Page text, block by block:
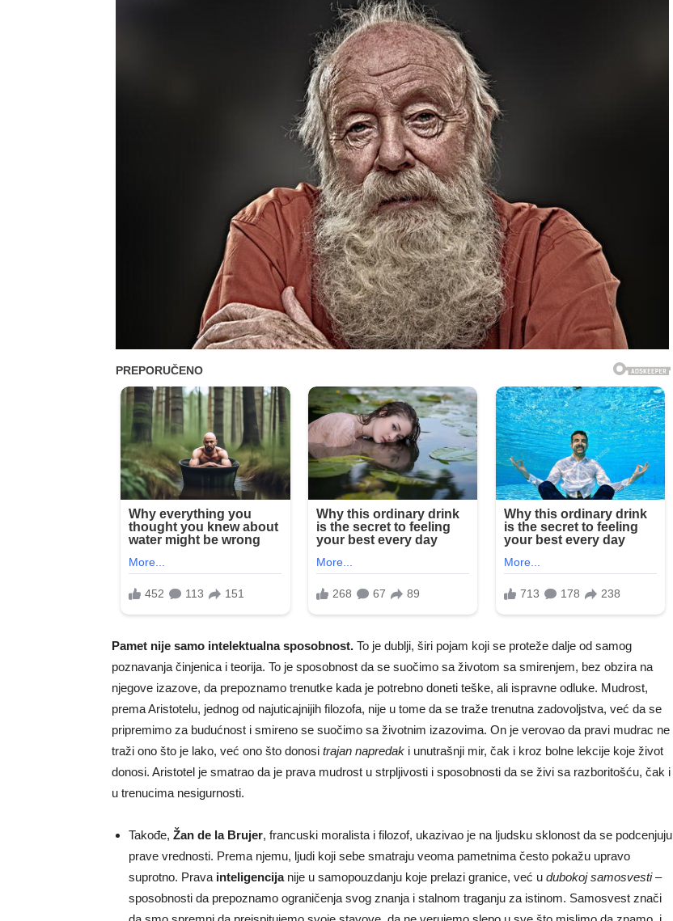
Pamet nije samo intelektualna sposobnost. To je dublji, širi pojam koji se proteže dalje od samog
poznavanja činjenica i teorija. To je sposobnost da se suočimo sa životom sa smirenjem, bez obzira na
njegove izazove, da prepoznamo trenutke kada je potrebno doneti teške, ali ispravne odluke. Mudrost,
prema Aristotelu, jednog od najuticajnijih filozofa, nije u tome da se traže trenutna zadovoljstva, već da se
pripremimo za budućnost i smireno se suočimo sa životnim izazovima. On je verovao da pravi mudrac ne
traži ono što je lako, već ono što donosi trajan napredak i unutrašnji mir, čak i kroz bolne lekcije koje život
donosi. Aristotel je smatrao da je prava mudrost u strpljivosti i sposobnosti da se živi sa razboritošću, čak i
u trenucima nesigurnosti.
Takođe, Žan de la Brujer, francuski moralista i filozof, ukazivao je na ljudsku sklonost da se podcenjuju
prave vrednosti. Prema njemu, ljudi koji sebe smatraju veoma pametnima često pokažu upravo
suprotno. Prava inteligencijanije u samopouzdanju koje prelazi granice, već u dubokoj samosvesti–
sposobnosti da prepoznamo ograničenja svog znanja i stalnom traganju za istinom. Samosvest znači